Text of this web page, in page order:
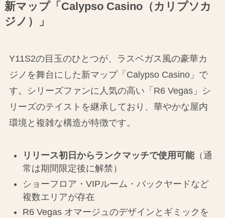
新マップ「Calypso Casino（カリプソカ
ジノ）」
Y11S2の目玉のひとつが、ラスベガス風の豪華カ
ジノを舞台にした新マップ「Calypso Casino」で
す。シリーズファンに人気の高い「R6 Vegas」シ
リーズのテイストを継承しており、華やかな屋内
環境と複雑な構造が特徴です。
リリース初日からランクマッチで使用可能（通
常は期間限定後に解禁）
ショーフロア・VIPルーム・バックヤードなど
複数エリアが存在
R6 Vegas オマージュのデザインとギミックを